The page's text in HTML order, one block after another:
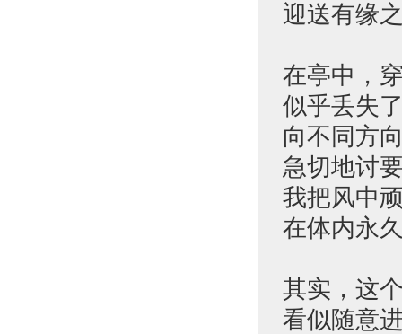
迎送有缘
在亭中，
似乎丢失
向不同方
急切地讨
我把风中
在体内永
其实，这
看似随意